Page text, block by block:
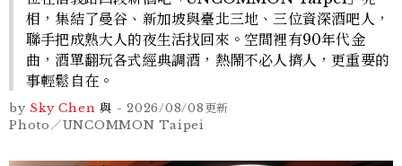
相，集結了曼谷、新加坡與臺北三地、三位資深酒吧人，
聯手把成熟大人的夜生活找回來。空間裡有90年代金
曲，酒單翻玩各式經典調酒，熱鬧不必人擠人，更重要的
事輕鬆自在。
by Sky Chen 與 - 2026/08/08更新
Photo／UNCOMMON Taipei